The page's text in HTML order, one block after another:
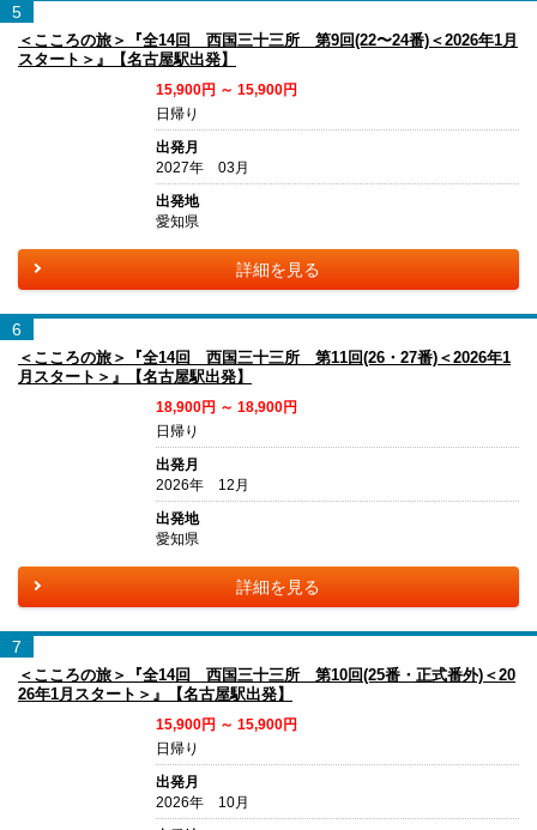
5
＜こころの旅＞『全14回 西国三十三所 第9回(22〜24番)＜2026年1月
スタート＞』【名古屋駅出発】
15,900円 ～ 15,900円
日帰り
出発月
2027年 03月
出発地
愛知県
詳細を見る
6
＜こころの旅＞『全14回 西国三十三所 第11回(26・27番)＜2026年1
月スタート＞』【名古屋駅出発】
18,900円 ～ 18,900円
日帰り
出発月
2026年 12月
出発地
愛知県
詳細を見る
7
＜こころの旅＞『全14回 西国三十三所 第10回(25番・正式番外)＜20
26年1月スタート＞』【名古屋駅出発】
15,900円 ～ 15,900円
日帰り
出発月
2026年 10月